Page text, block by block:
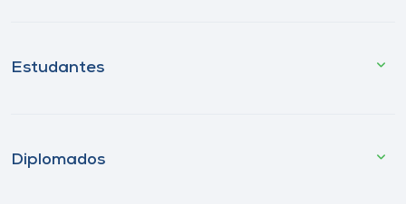
Estudantes
Diplomados